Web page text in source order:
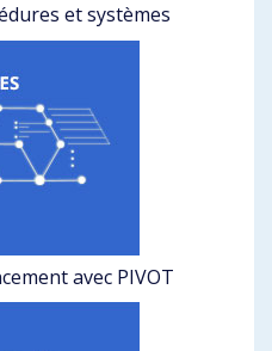
et systèmes
avec PIVOT